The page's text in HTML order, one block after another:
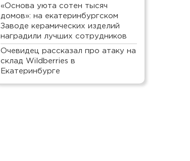
«Основа уюта сотен тысяч
домов»: на екатеринбургском
Заводе керамических изделий
наградили лучших сотрудников
Очевидец рассказал про атаку на
склад Wildberries в
Екатеринбурге